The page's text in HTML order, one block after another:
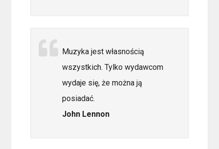
Muzyka jest własnością
wszystkich. Tylko wydawcom
wydaje się, że można ją
posiadać.
John Lennon